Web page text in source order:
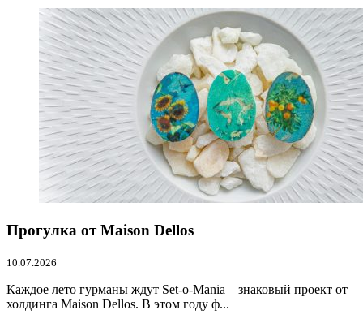
Прогулка от Maison Dellos
10.07.2026
Каждое лето гурманы ждут Set-o-Mania – знаковый проект от
холдинга Maison Dellos. В этом году ф...